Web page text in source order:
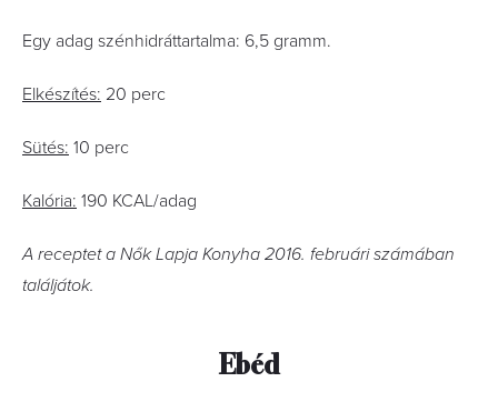
Egy adag szénhidráttartalma: 6,5 gramm.
Elkészítés: 20 perc
Sütés: 10 perc
Kalória: 190 KCAL/adag
A receptet a Nők Lapja Konyha 2016. februári számában
találjátok.
Ebéd